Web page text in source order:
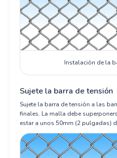
Instalación de la
Sujete la barra de tensión
Sujete la barra de tensión a las
finales. La malla debe
estar a unos 50mm (2 pulgadas)